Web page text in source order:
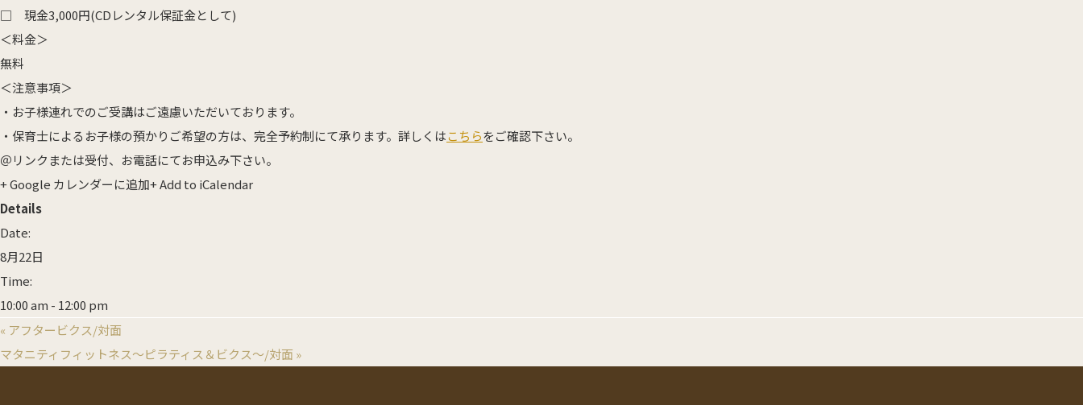
小石マタニティクリニック
□ 現金3,000円(CDレンタル保証金として)
＜料金＞
無料
＜注意事項＞
・お子様連れでのご受講はご遠慮いただいております。
・保育士によるお子様の預かりご希望の方は、完全予約制にて承ります。詳しくはこちらをご確認下さい。
＠リンクまたは受付、お電話にてお申込み下さい。
+ Google カレンダーに追加+ Add to iCalendar
Details
Date:
8月22日
Time:
10:00 am - 12:00 pm
« アフタービクス/対面
マタニティフィットネス～ピラティス＆ビクス～/対面 »